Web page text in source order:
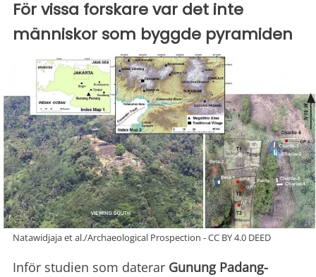
För vissa forskare var det inte
människor som byggde pyramiden
Natawidjaja et al./Archaeological Prospection - CC BY 4.0 DEED
Inför studien som daterar Gunung Padang-